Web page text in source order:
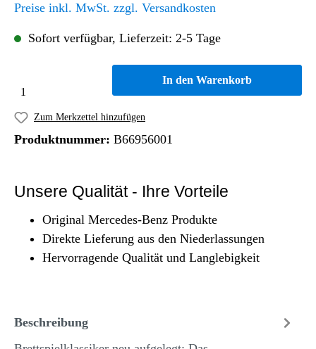
Preise inkl. MwSt. zzgl. Versandkosten
Sofort verfügbar, Lieferzeit: 2-5 Tage
In den Warenkorb
Zum Merkzettel hinzufügen
Produktnummer: B66956001
Unsere Qualität - Ihre Vorteile
Original Mercedes-Benz Produkte
Direkte Lieferung aus den Niederlassungen
Hervorragende Qualität und Langlebigkeit
Beschreibung